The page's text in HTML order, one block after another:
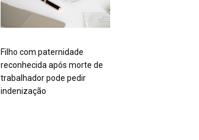
Filho com paternidade
reconhecida após morte de
trabalhador pode pedir
indenização